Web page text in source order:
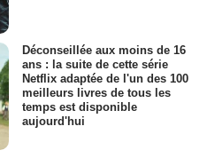
Déconseillée aux moins de 16
ans : la suite de cette série
Netflix adaptée de l'un des 100
meilleurs livres de tous les
temps est disponible
aujourd'hui